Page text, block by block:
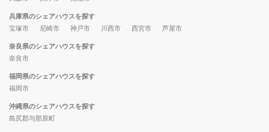
兵庫県のシェアハウスを探す
宝塚市
尼崎市 神戸市 川西市 西宮市 芦屋市
奈良県のシェアハウスを探す
奈良市
福岡県のシェアハウスを探す
福岡市
沖縄県のシェアハウスを探す
島尻郡与那原町